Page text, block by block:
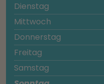
Dienstag
Mittwoch
Donnerstag
Freitag
Samstag